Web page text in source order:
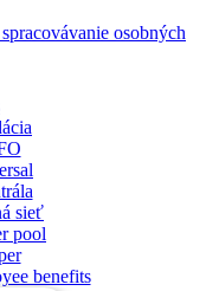
osobných
sieť
pool
benefits